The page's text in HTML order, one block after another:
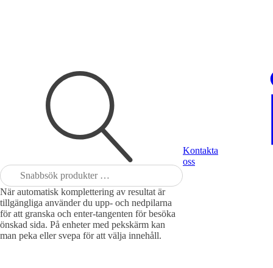
Sök
efter:
När automatisk komplettering av resultat är
tillgängliga använder du upp- och nedpilarna
för att granska och enter-tangenten för besöka
önskad sida. På enheter med pekskärm kan
man peka eller svepa för att välja innehåll.
Kontakta
oss